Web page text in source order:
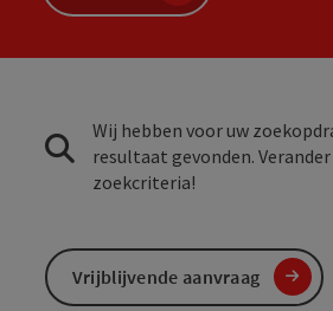
Wij hebben voor uw
resultaat gevonden. Verander
zoekcriteria!
Vrijblijvende aanvraag